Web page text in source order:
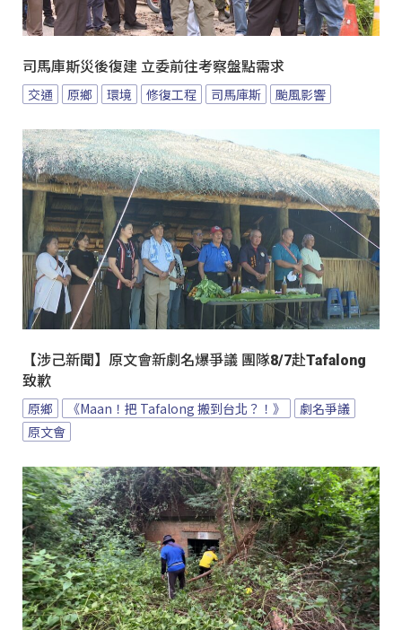
司馬庫斯災後復建 立委前往考察盤點需求
交通 原鄉 環境 修復工程 司馬庫斯 颱風影響
【涉己新聞】原文會新劇名爆爭議 團隊8/7赴Tafalong
致歉
原鄉 《Maan！把 Tafalong 搬到台北？！》
劇名爭議
原文會